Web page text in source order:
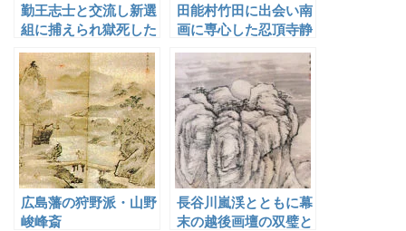
勤王志士と交流し新選
組に捕えられ獄死した
田能村竹田に出会い南
画に専心した忍頂寺静
広島藩の狩野派・山野
峻峰斎
長谷川嵐渓とともに幕
末の越後画壇の双璧と